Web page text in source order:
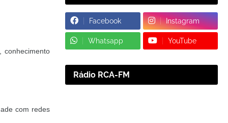
conhecimento
com redes
Facebook Instagram
Whatsapp YouTube
Rádio RCA-FM